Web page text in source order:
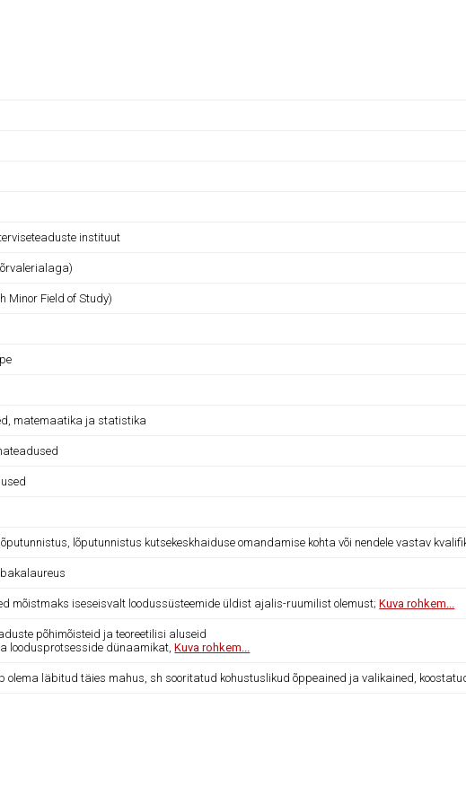
instituut
Minor Field of Study)
matemaatika ja statistika
lõputunnistus kutsekeskhaiduse omandamise kohta või nendele vastav
mõistmaks iseseisvalt loodussüsteemide üldist ajalis-ruumilist olemust;Kuva rohkem...
põhimõisteid ja teoreetilisi aluseid
loodusprotsesside dünaamikat, Kuva rohkem...
olema läbitud täies mahus, sh sooritatud kohustuslikud õppeained ja valikained,